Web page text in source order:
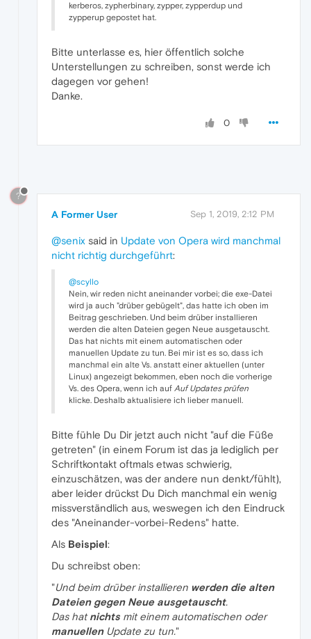
kerberos, zypherbinary, zypper, zypperdup und
zypperup gepostet hat.
Bitte unterlasse es, hier öffentlich solche
Unterstellungen zu schreiben, sonst werde ich
dagegen vor gehen!
Danke.
0
?
A Former User Sep 1, 2019, 2:12 PM
@senix said in Update von Opera wird manchmal
nicht richtig durchgeführt:
@scyllo
Nein, wir reden nicht aneinander vorbei; die exe-Datei
wird ja auch "drüber gebügelt", das hatte ich oben im
Beitrag geschrieben. Und beim drüber installieren
werden die alten Dateien gegen Neue ausgetauscht.
Das hat nichts mit einem automatischen oder
manuellen Update zu tun. Bei mir ist es so, dass ich
manchmal ein alte Vs. anstatt einer aktuellen (unter
Linux) angezeigt bekommen, eben noch die vorherige
Vs. des Opera, wenn ich auf Auf Updates prüfen
klicke. Deshalb aktualisiere ich lieber manuell.
Bitte fühle Du Dir jetzt auch nicht "auf die Füße
getreten" (in einem Forum ist das ja lediglich per
Schriftkontakt oftmals etwas schwierig,
einzuschätzen, was der andere nun denkt/fühlt),
aber leider drückst Du Dich manchmal ein wenig
missverständlich aus, weswegen ich den Eindruck
des "Aneinander-vorbei-Redens" hatte.
Als Beispiel:
Du schreibst oben:
"Und beim drüber installieren werden die alten
Dateien gegen Neue ausgetauscht.
Das hatnichts mit einem automatischen oder
manuellenUpdate zu tun."